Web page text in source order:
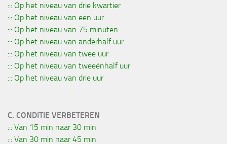
::: Op het niveau van drie kwartier
::: Op het niveau van een uur
::: Op het niveau van 75 minuten
::: Op het niveau van anderhalf uur
::: Op het niveau van twee uur
::: Op het niveau van tweeënhalf uur
::: Op het niveau van drie uur
C. CONDITIE VERBETEREN
::: Van 15 min naar 30 min
::: Van 30 min naar 45 min